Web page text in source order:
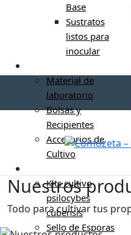
Base
Sustratos
listos para
inocular
Material de
laboratorio
Bolsas y
Recipientes
Accesorios de
Cultivo
Kits cultivo
psilocybes
cubensis
Sello de Esporas
Nuestros
Todo para cultivar tus